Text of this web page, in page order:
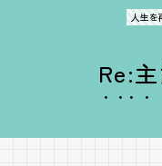
人生を
Re: